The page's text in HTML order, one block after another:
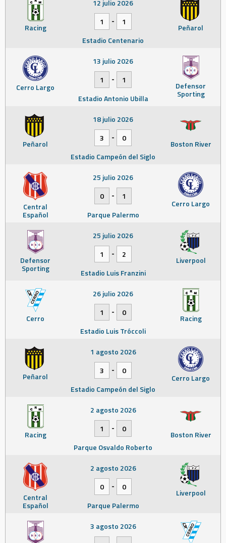
Racing Peñarol
12 julio 2026
1
-
1
Estadio Centenario
Cerro Largo Defensor
Sporting
13 julio 2026
1
-
1
Estadio Antonio Ubilla
Peñarol Boston River
18 julio 2026
3
-
0
Estadio Campeón del Siglo
Central
Español
Cerro Largo
25 julio 2026
0
-
1
Parque Palermo
Defensor
Sporting
Liverpool
25 julio 2026
1
-
2
Estadio Luis Franzini
Cerro Racing
26 julio 2026
1
-
0
Estadio Luis Tróccoli
Peñarol Cerro Largo
1 agosto 2026
3
-
0
Estadio Campeón del Siglo
Racing Boston River
2 agosto 2026
1
-
0
Parque Osvaldo Roberto
Central
Español
Liverpool
2 agosto 2026
0
-
0
Parque Palermo
3 agosto 2026